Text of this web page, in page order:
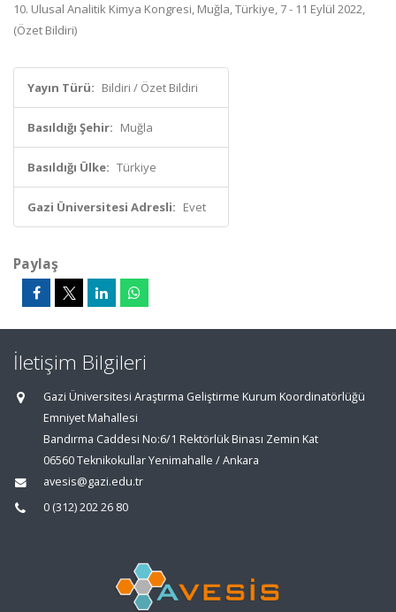
10. Ulusal Analitik Kimya Kongresi, Muğla, Türkiye, 7 - 11 Eylül 2022,
(Özet Bildiri)
Yayın Türü: Bildiri / Özet Bildiri
Basıldığı Şehir: Muğla
Basıldığı Ülke: Türkiye
Gazi Üniversitesi Adresli: Evet
Paylaş
İletişim Bilgileri
Gazi Üniversitesi Araştırma Geliştirme Kurum Koordinatörlüğü
Emniyet Mahallesi
Bandırma Caddesi No:6/1 Rektörlük Binası Zemin Kat
06560 Teknikokullar Yenimahalle / Ankara
avesis@gazi.edu.tr
0 (312) 202 26 80